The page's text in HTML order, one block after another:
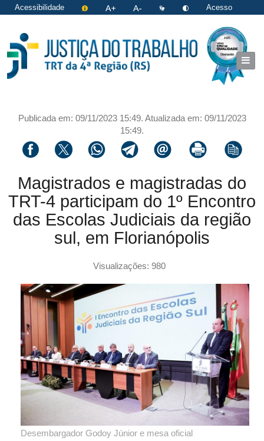
Acessibilidade
Acesso
Publicada em: 09/11/2023 15:49. Atualizada em: 09/11/2023
15:49.
Compartilhar via facebook
Compartilhar via twitter
Compartilhar via whatsapp
Compartilhar via telegram
Compartilhar via email
Imprimir a página
Copiar
Magistrados e magistradas do
TRT-4 participam do 1º Encontro
das Escolas Judiciais da região
sul, em Florianópolis
Visualizações: 980
Desembargador Godoy Júnior e mesa oficial